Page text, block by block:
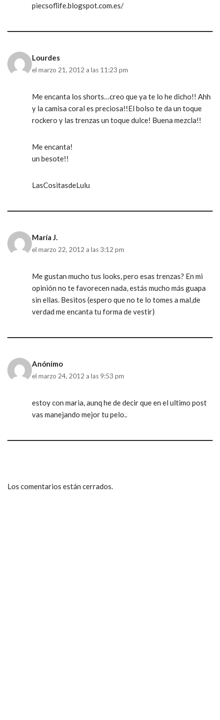
piecsoflife.blogspot.com.es/
Lourdes
el marzo 21, 2012 a las 11:23 pm
Me encanta los shorts…creo que ya te lo he dicho!! Ahh
y la camisa coral es preciosa!!El bolso te da un toque
rockero y las trenzas un toque dulce! Buena mezcla!!
Me encanta!
un besote!!
LasCositasdeLulu
María J.
el marzo 22, 2012 a las 3:12 pm
Me gustan mucho tus looks, pero esas trenzas? En mi
opinión no te favorecen nada, estás mucho más guapa
sin ellas. Besitos (espero que no te lo tomes a mal,de
verdad me encanta tu forma de vestir)
Anónimo
el marzo 24, 2012 a las 9:53 pm
estoy con maria, aunq he de decir que en el ultimo post
vas manejando mejor tu pelo..
Los comentarios están cerrados.